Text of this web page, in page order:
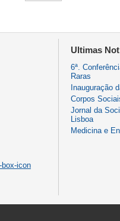
Ultimas
6ª.
Raras
Inauguração
Corpos
Jornal da
Lisboa
Medicina e